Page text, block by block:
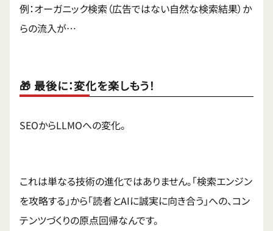
例：オーガニック検索（広告ではない自然な検索結果）か
らの流入が…
🎁 最後に：変化を楽しもう！
SEOからLLMOへの変化。
これは単なる技術の進化ではありません。「検索エンジン
を攻略する」から「読者とAIに誠実に向き合う」への、コン
テンツづくりの原点回帰なんです。